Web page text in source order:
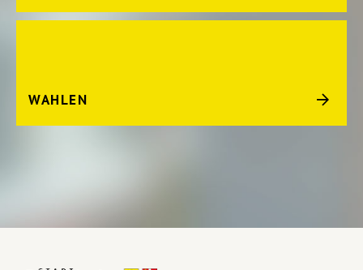
WAHLEN